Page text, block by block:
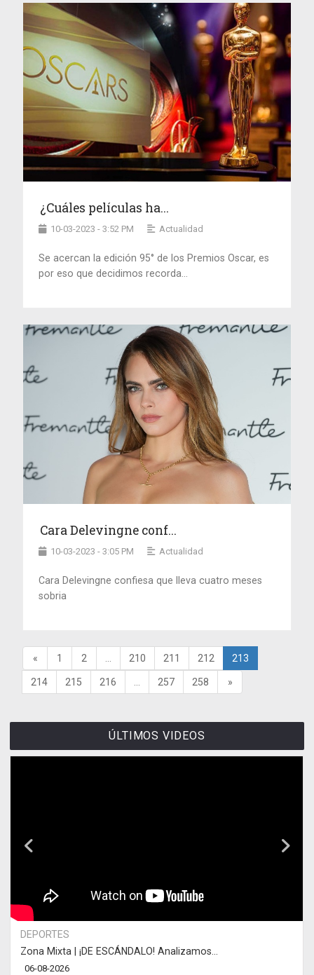
¿Cuáles películas ha...
10-03-2023 - 3:52 PM Actualidad
Se acercan la edición 95° de los Premios Oscar, es
por eso que decidimos recorda...
Cara Delevingne conf...
10-03-2023 - 3:05 PM Actualidad
Cara Delevingne confiesa que lleva cuatro meses
sobria
« 1 2 210 211 212 213
214 215 216 257 258 »
ÚLTIMOS VIDEOS
DEPORTES
Zona Mixta | ¡DE ESCÁNDALO! Analizamos...
06-08-2026